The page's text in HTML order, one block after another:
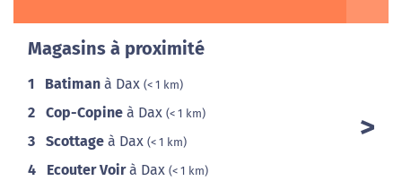
Magasins à proximité
1 Batiman à Dax (< 1 km)
2 Cop-Copine à Dax (< 1 km)
3 Scottage à Dax (< 1 km)
4 Ecouter Voirà Dax (< 1 km)